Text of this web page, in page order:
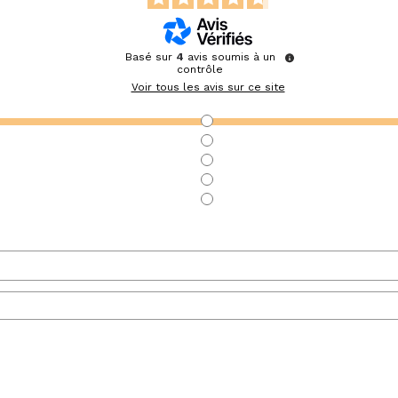
Basé sur 4 avis soumis à un
contrôle
Voir tous les avis sur ce site